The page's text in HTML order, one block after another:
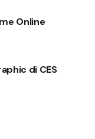
Online
di CES